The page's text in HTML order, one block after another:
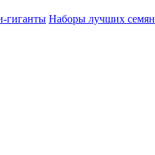
гиганты Наборы лучших семян